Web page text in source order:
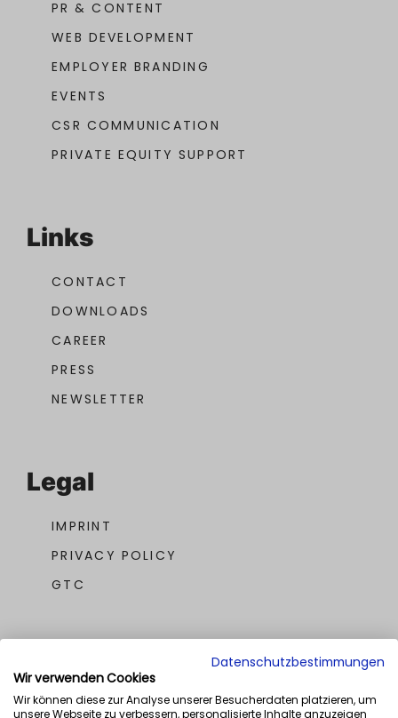
PR & CONTENT
WEB DEVELOPMENT
EMPLOYER BRANDING
EVENTS
CSR COMMUNICATION
PRIVATE EQUITY SUPPORT
Links
CONTACT
DOWNLOADS
CAREER
PRESS
NEWSLETTER
Legal
IMPRINT
PRIVACY POLICY
GTC
OUR AWARDS
Datenschutzbestimmungen
Wir verwenden Cookies
Wir können diese zur Analyse unserer Besucherdaten platzieren, um
unsere Webseite zu verbessern, personalisierte Inhalte anzuzeigen